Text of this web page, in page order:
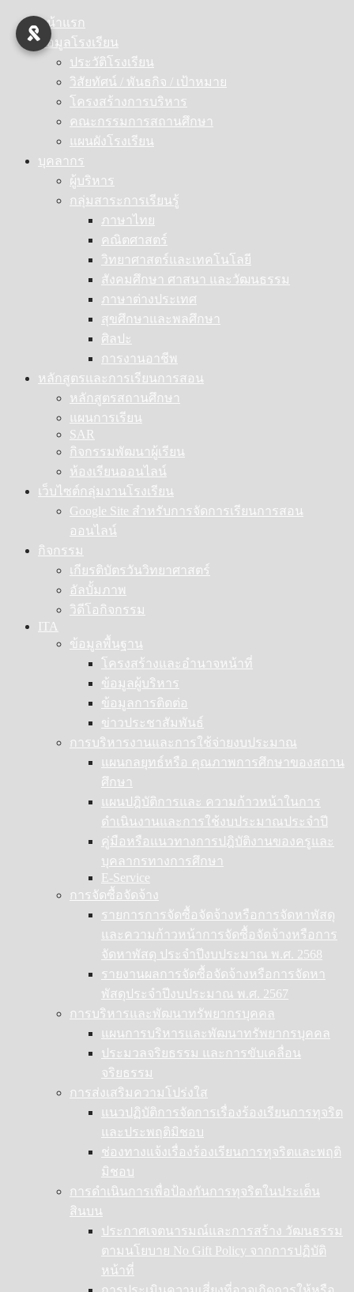
Skip
content
หน้าแรก
ข้อมูลโรงเรียน
ประวัติโรงเรียน
วิสัยทัศน์ / พันธกิจ / เป้าหมาย
โครงสร้างการบริหาร
คณะกรรมการสถานศึกษา
แผนผังโรงเรียน
บุคลากร
ผู้บริหาร
กลุ่มสาระการเรียนรู้
ภาษาไทย
คณิตศาสตร์
วิทยาศาสตร์และเทคโนโลยี
สังคมศึกษา ศาสนา และวัฒนธรรม
ภาษาต่างประเทศ
สุขศึกษาและพลศึกษา
ศิลปะ
การงานอาชีพ
หลักสูตรและการเรียนการสอน
หลักสูตรสถานศึกษา
แผนการเรียน
SAR
กิจกรรมพัฒนาผู้เรียน
ห้องเรียนออนไลน์
เว็บไซต์กลุ่มงานโรงเรียน
Google Site สำหรับการจัดการเรียนการสอน
ออนไลน์
กิจกรรม
เกียรติบัตรวันวิทยาศาสตร์
อัลบั้มภาพ
วิดีโอกิจกรรม
ITA
ข้อมูลพื้นฐาน
โครงสร้างและอำนาจหน้าที่
ข้อมูลผู้บริหาร
ข้อมูลการติดต่อ
ข่าวประชาสัมพันธ์
การบริหารงานและการใช้จ่ายงบประมาณ
แผนกลยุทธ์หรือ คุณภาพการศึกษาของสถาน
ศึกษา
แผนปฎิบัติการและ ความก้าวหน้าในการ
ดำเนินงานและการใช้งบประมาณประจำปี
คู่มือหรือแนวทางการปฎิบัติงานของครูและ
บุคลากรทางการศึกษา
E-Service
การจัดซื้อจัดจ้าง
รายการการจัดซื้อจัดจ้างหรือการจัดหาพัสดุ
และความก้าวหน้าการจัดซื้อจัดจ้างหรือการ
จัดหาพัสดุ ประจำปีงบประมาณ พ.ศ. 2568
รายงานผลการจัดซื้อจัดจ้างหรือการจัดหา
พัสดุประจำปีงบประมาณ พ.ศ. 2567
การบริหารและพัฒนาทรัพยากรบุคคล
แผนการบริหารและพัฒนาทรัพยากรบุคคล
ประมวลจริยธรรม และการขับเคลื่อน
จริยธรรม
การส่งเสริมความโปร่งใส
แนวปฏิบัติการจัดการเรื่องร้องเรียนการทุจริต
และประพฤติมิชอบ
ช่องทางแจ้งเรื่องร้องเรียนการทุจริตและพฤติ
มิชอบ
การดำเนินการเพื่อป้องกันการทุจริตในประเด็น
สินบน
ประกาศเจตนารมณ์และการสร้าง วัฒนธรรม
ตามนโยบาย No Gift Policy จากการปฏิบัติ
หน้าที่